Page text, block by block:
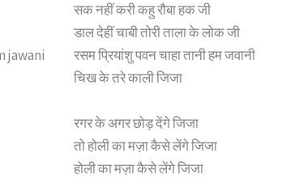
jawani
सक नहीं करी कहु रौबा हक जी
डाल देहीं चाबी तोरी ताला के लोक जी
रसम प्रियांशु पवन चाहा तानी हम जवानी
चिख के तरे काली जिजा
रगर के अगर छोड़ देंगे जिजा
तो होली का मज़ा कैसे लेंगे जिजा
होली का मज़ा कैसे लेंगे जिजा